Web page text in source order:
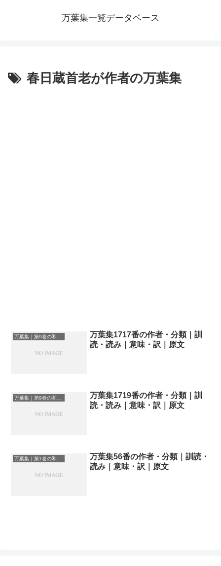
万葉集一覧データベース
春日蔵首老が作者の万葉集
万葉集1717番の作者・分類｜訓
読・読み｜意味・訳｜原文
万葉集1719番の作者・分類｜訓
読・読み｜意味・訳｜原文
万葉集｜第1巻の和歌一覧
万葉集56番の作者・分類｜訓読・
読み｜意味・訳｜原文